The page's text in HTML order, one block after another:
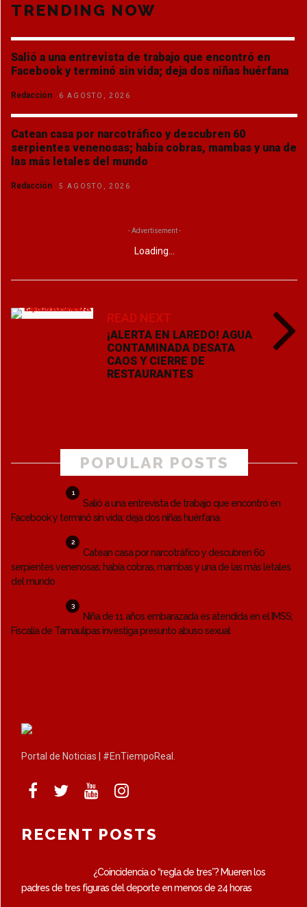
TRENDING NOW
Salió a una entrevista de trabajo que encontró en
Facebook y terminó sin vida; deja dos niñas huérfana
Redacción 6 AGOSTO, 2026
Catean casa por narcotráfico y descubren 60
serpientes venenosas; había cobras, mambas y una de
las más letales del mundo
Redacción 5 AGOSTO, 2026
- Advertisement -
Loading...
READ NEXT
¡ALERTA EN LAREDO! AGUA
CONTAMINADA DESATA
CAOS Y CIERRE DE
RESTAURANTES
POPULAR POSTS
1
Salió a una entrevista de trabajo que encontró en
Facebook y terminó sin vida; deja dos niñas huérfana
2
Catean casa por narcotráfico y descubren 60
serpientes venenosas; había cobras, mambas y una de las más letales
del mundo
3
Niña de 11 años embarazada es atendida en el IMSS;
Fiscalía de Tamaulipas investiga presunto abuso sexual
Portal de Noticias | #EnTiempoReal.
RECENT POSTS
¿Coincidencia o “regla de tres”? Mueren los
padres de tres figuras del deporte en menos de 24 horas